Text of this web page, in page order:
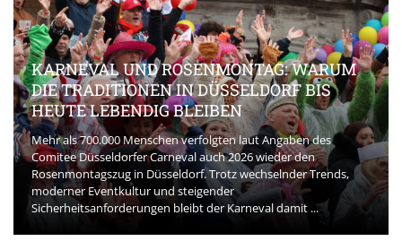
KARNEVAL UND ROSENMONTAG: WARUM
DIE TRADITIONEN IN DÜSSELDORF BIS
HEUTE LEBENDIG BLEIBEN
Mehr als 700.000 Menschen verfolgten laut Angaben des
Comitee Düsseldorfer Carneval auch 2026 wieder den
Rosenmontagszug in Düsseldorf. Trotz wechselnder Trends,
moderner Eventkultur und steigender
Sicherheitsanforderungen bleibt der Karneval damit ...